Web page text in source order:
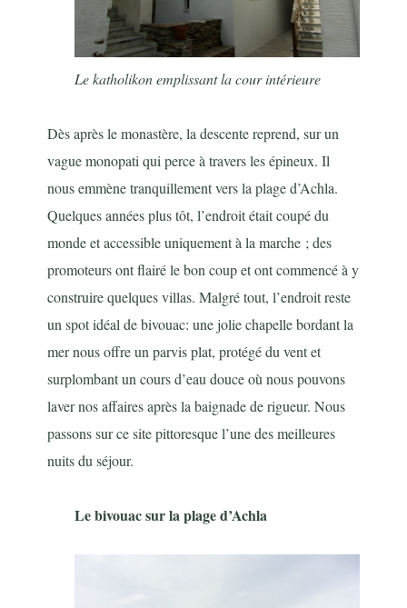
Le katholikon emplissant la cour intérieure
Dès après le monastère, la descente reprend, sur un
vague monopati qui perce à travers les épineux. Il
nous emmène tranquillement vers la plage d’Achla.
Quelques années plus tôt, l’endroit était coupé du
monde et accessible uniquement à la marche ; des
promoteurs ont flairé le bon coup et ont commencé à y
construire quelques villas. Malgré tout, l’endroit reste
un spot idéal de bivouac: une jolie chapelle bordant la
mer nous offre un parvis plat, protégé du vent et
surplombant un cours d’eau douce où nous pouvons
laver nos affaires après la baignade de rigueur. Nous
passons sur ce site pittoresque l’une des meilleures
nuits du séjour.
Le bivouac sur la plage d’Achla